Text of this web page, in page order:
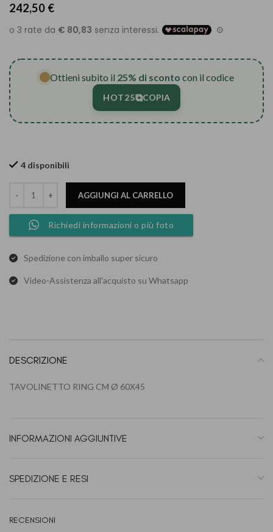
242,50 €
Ottieni subito il 25% di sconto con il codice
HOT25⧉COPIA
4 disponibili
AGGIUNGI AL CARRELLO
Richiedi informazioni o più foto
Spedizione con imballo super sicuro
Video-Assistenza all'acquisto su Whatsapp
DESCRIZIONE
TAVOLINETTO RING CM Ø 60X45
INFORMAZIONI AGGIUNTIVE
SPEDIZIONE E RESI
RECENSIONI